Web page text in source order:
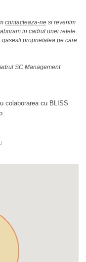
contacteaza-ne si revenim
in cadrul unei retele
proprietatea pe care
SC Management
colaborarea cu BLISS